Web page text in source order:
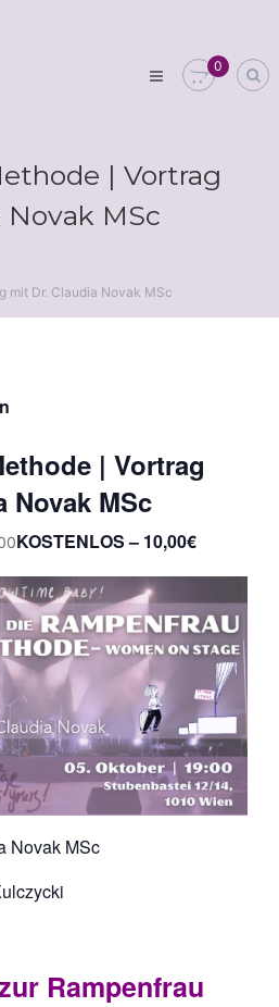
0
| Vortrag
MSc
mit Dr. Claudia Novak MSc
| Vortrag
Novak MSc
KOSTENLOS – 10,00€
Novak MSc
Rampenfrau